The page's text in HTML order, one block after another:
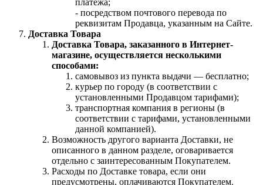
- посредством почтового перевода по
реквизитам Продавца, указанным на Сайте.
Доставка Товара
Доставка Товара, заказанного в Интернет-
магазине, осуществляется несколькими
способами:
самовывоз из пункта выдачи — бесплатно;
курьер по городу (в соответствии с
установленными Продавцом тарифами);
транспортная компания в регионы (в
соответствии с тарифами, установленными
данной компанией).
Возможность другого варианта Доставки, не
описанного в данном разделе, оговаривается
отдельно с заинтересованным Покупателем.
Расходы по Доставке товара, если они
предусмотрены, оплачиваются Покупателем.